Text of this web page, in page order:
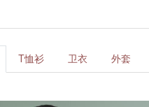
T恤衫 卫衣 外套